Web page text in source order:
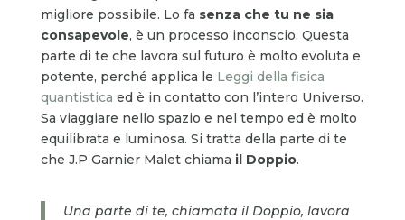
migliore possibile. Lo fa senza che tu ne sia
consapevole, è un processo inconscio. Questa
parte di te che lavora sul futuro è molto evoluta e
potente, perché applica le Leggi della fisica
quantistica ed è in contatto con l’intero Universo.
Sa viaggiare nello spazio e nel tempo ed è molto
equilibrata e luminosa. Si tratta della parte di te
che J.P Garnier Malet chiama il Doppio.
Una parte di te, chiamata il Doppio, lavora